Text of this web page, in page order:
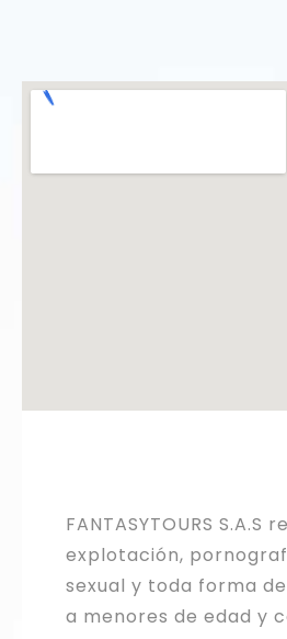
FANTASYTOURS S.A.S
explotación,
sexual y toda forma
a menores de edad y